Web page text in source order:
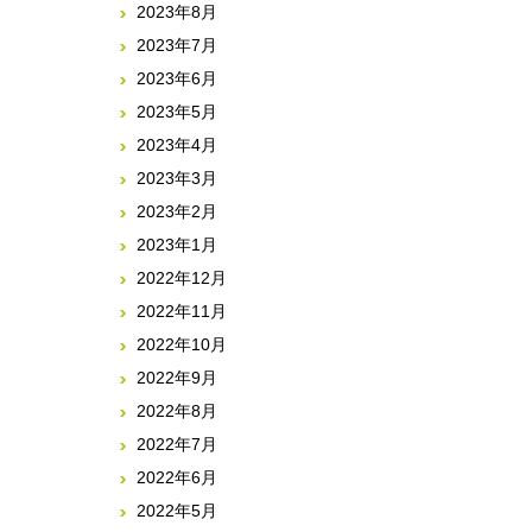
2023年8月
2023年7月
2023年6月
2023年5月
2023年4月
2023年3月
2023年2月
2023年1月
2022年12月
2022年11月
2022年10月
2022年9月
2022年8月
2022年7月
2022年6月
2022年5月